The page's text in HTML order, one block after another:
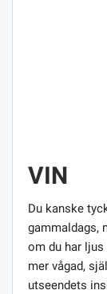
VIN
Du kanske
gammaldags,
om du har
mer vågad,
utseendets